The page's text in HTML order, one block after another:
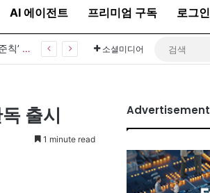
AI 에이전트 프리미엄 구독 로그인
공인 명예훼손 판결 첫 실증분석…김재형·권태상 교수, ‘공인 보도준칙’ 제안도 소셜미디어
출시
1 minute read
Advertisement